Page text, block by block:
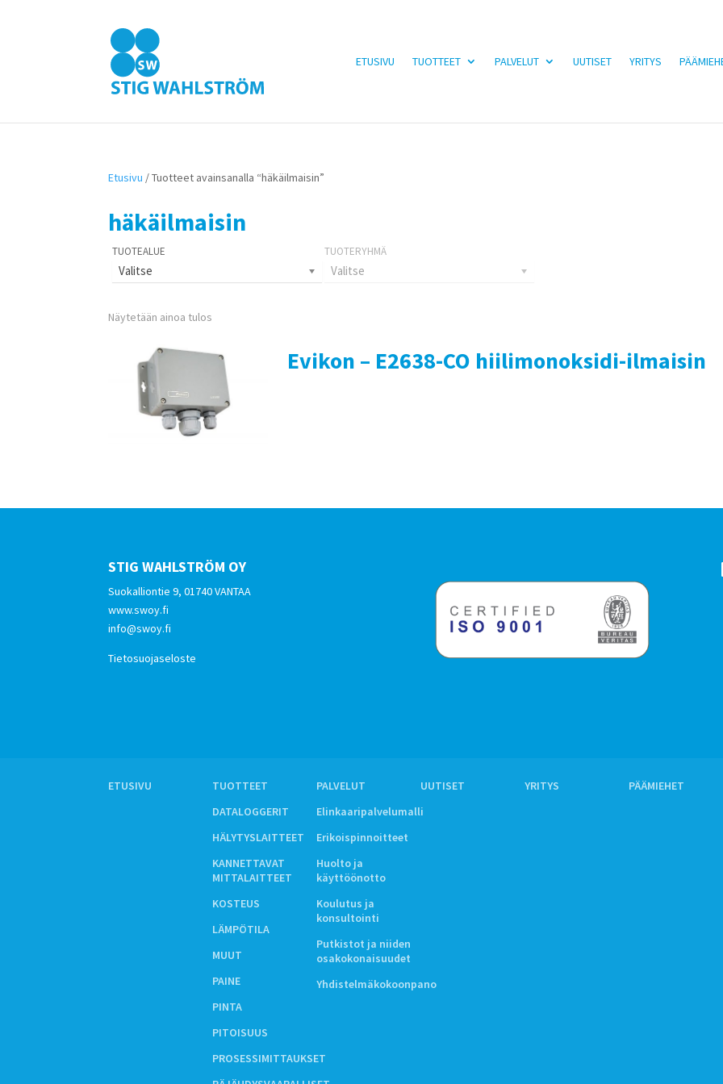
ETUSIVU TUOTTEET PALVELUT UUTISET YRITYS
Etusivu / Tuotteet avainsanalla “häkäilmaisin”
häkäilmaisin
Valitse Valitse
Näytetään ainoa tulos
Evikon – E2638-CO hiilimonoksidi-ilmaisin
STIG WAHLSTRÖM OY
Suokalliontie 9, 01740 VANTAA
www.swoy.fi
info@swoy.fi
Tietosuojaseloste
ETUSIVU
TUOTTEET
DATALOGGERIT
HÄLYTYSLAITTEET
KANNETTAVAT
MITTALAITTEET
KOSTEUS
LÄMPÖTILA
MUUT
PAINE
PINTA
PITOISUUS
PROSESSIMITTAUKSET
PALVELUT
Elinkaaripalvelumalli
Erikoispinnoitteet
Huolto ja
käyttöönotto
Koulutus ja
konsultointi
Putkistot ja niiden
osakokonaisuudet
Yhdistelmäkokoonpano
UUTISET YRITYS PÄÄMIEHET